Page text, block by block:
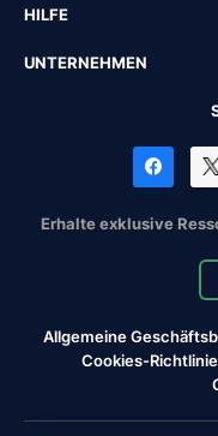
HILFE
UNTERNEHMEN
Erhalte exklusive
Allgemeine
Cookies-